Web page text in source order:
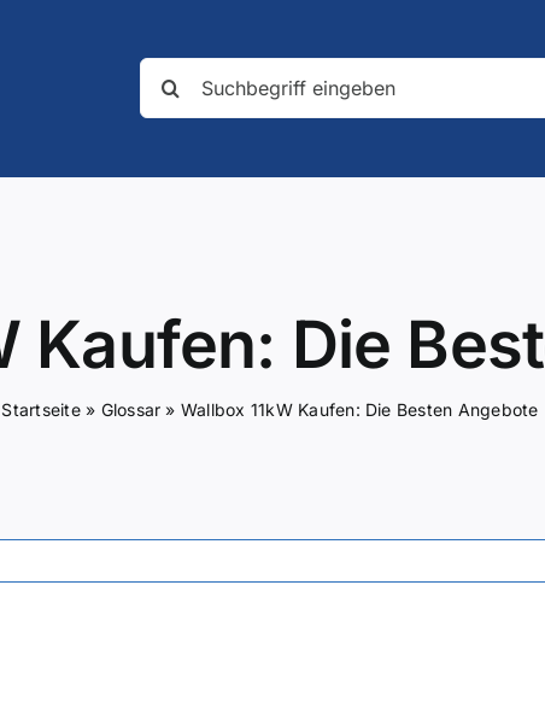
Suche
nach:
Kaufen: Die
Startseite» Glossar » Wallbox 11kW Kaufen: Die Besten Angebote